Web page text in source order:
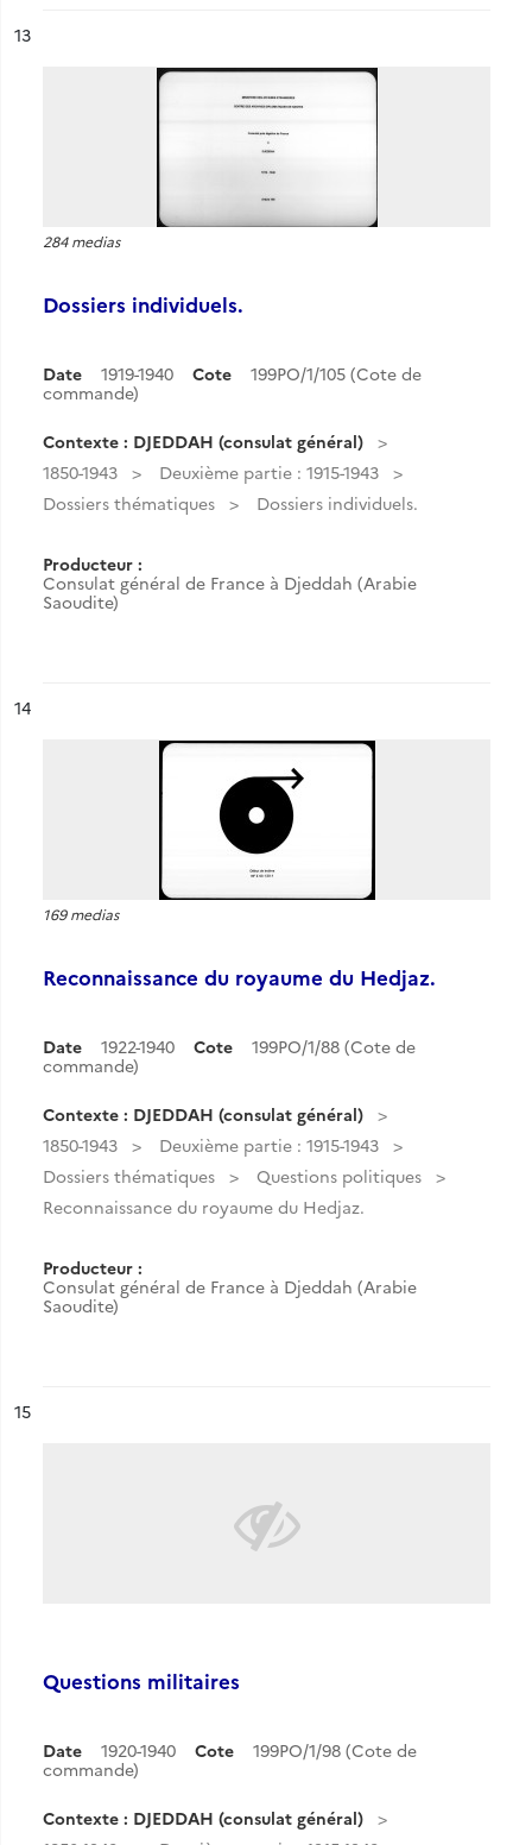
n°
13
284 medias
Dossiers individuels.
Date 1919-1940 Cote
199PO/1/105 (Cote de
commande)
Contexte : DJEDDAH (consulat général)
1850-1943
Deuxième partie : 1915-1943
Dossiers thématiques
Dossiers individuels.
Producteur :
Consulat général de France à Djeddah (Arabie
Saoudite)
n°
14
169 medias
Reconnaissance du royaume du Hedjaz.
Date 1922-1940 Cote
199PO/1/88 (Cote de
commande)
Contexte : DJEDDAH (consulat général)
1850-1943
Deuxième partie : 1915-1943
Dossiers thématiques
Questions politiques
Reconnaissance du royaume du Hedjaz.
Producteur :
Consulat général de France à Djeddah (Arabie
Saoudite)
n°
15
Questions militaires
Date 1920-1940 Cote
199PO/1/98 (Cote de
commande)
Contexte : DJEDDAH (consulat général)